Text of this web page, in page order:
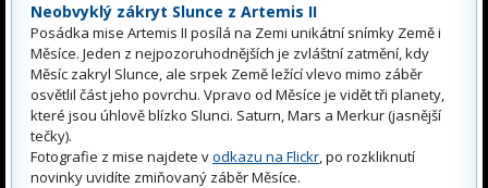
Neobvyklý zákryt Slunce z Artemis II
Posádka mise Artemis II posílá na Zemi unikátní snímky Země i
Měsíce. Jeden z nejpozoruhodnějších je zvláštní zatmění, kdy
Měsíc zakryl Slunce, ale srpek Země ležící vlevo mimo záběr
osvětlil část jeho povrchu. Vpravo od Měsíce je vidět tři planety,
které jsou úhlově blízko Slunci. Saturn, Mars a Merkur (jasnější
tečky).
Fotografie z mise najdete vodkazu na Flickr, po rozkliknutí
novinky uvidíte zmiňovaný záběr Měsíce.